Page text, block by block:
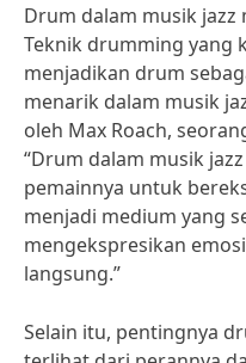
Drum dalam musik
Teknik drumming yang
menjadikan drum
menarik dalam musik
oleh Max Roach,
“Drum dalam musik
pemainnya untuk
menjadi medium yang
mengekspresikan
langsung.”
Selain itu, pentingnya